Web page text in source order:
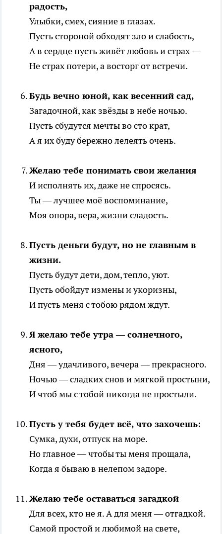
радость,
Улыбки, смех, сияние в глазах.
Пусть стороной обходят зло и слабость,
А в сердце пусть живёт любовь и страх —
Не страх потери, а восторг от встречи.
Будь вечно юной, как весенний сад,
Загадочной, как звёзды в небе ночью.
Пусть сбудутся мечты во сто крат,
А я их буду бережно лелеять очень.
Желаю тебе понимать свои желания
И исполнять их, даже не спросясь.
Ты — лучшее моё воспоминание,
Моя опора, вера, жизни сладость.
Пусть деньги будут, но не главным в
жизни.
Пусть будут дети, дом, тепло, уют.
Пусть обойдут измены и укоризны,
И пусть меня с тобою рядом ждут.
Я желаю тебе утра — солнечного,
ясного,
Дня — удачливого, вечера — прекрасного.
Ночью — сладких снов и мягкой простыни,
И чтоб мы с тобой никогда не простыли.
Пусть у тебя будет всё, что захочешь:
Сумка, духи, отпуск на море.
Но главное — чтобы ты меня прощала,
Когда я бываю в нелепом задоре.
Желаю тебе оставаться загадкой
Для всех, кто не я. А для меня — отгадкой.
Самой простой и любимой на свете,